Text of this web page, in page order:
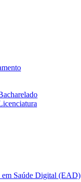
em Saúde Digital (EAD)